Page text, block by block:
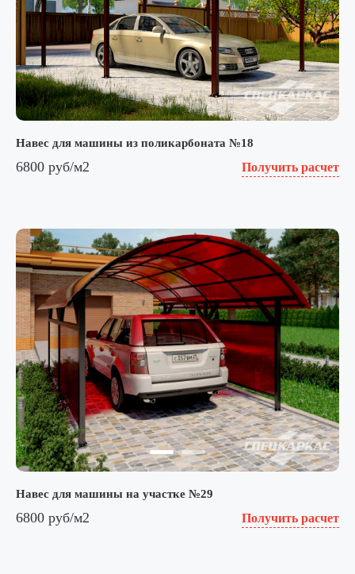
Навес для машины из поликарбоната №18
6800 руб/м2 Получить расчет
Навес для машины на участке №29
6800 руб/м2 Получить расчет